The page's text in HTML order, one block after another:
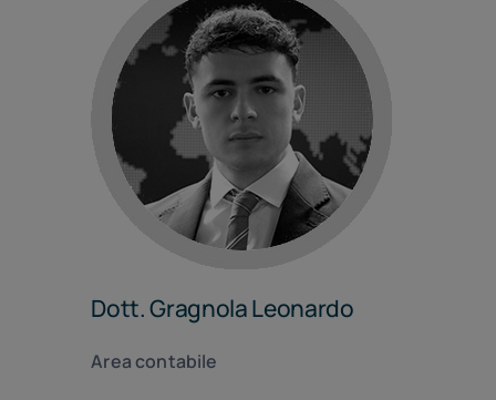
Dott. Gragnola Leonardo
Area contabile